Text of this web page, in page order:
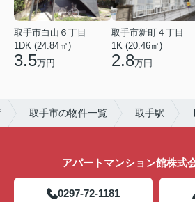
取手市白山６丁目
1DK (24.84㎡)
3.5万円
取手市新町４丁目
1K (20.46㎡)
2.8万円
取手市の物件一覧 取手駅
アパートマンション館株
0297-72-1181